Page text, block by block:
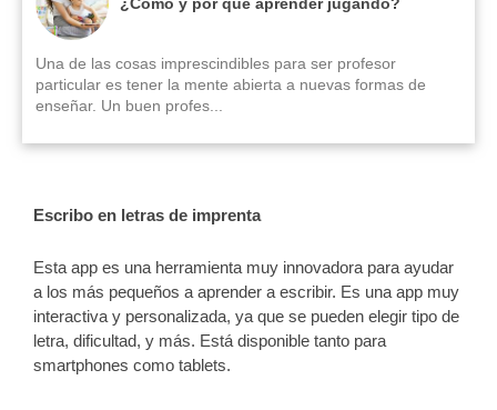
Una de las cosas imprescindibles para ser profesor
particular es tener la mente abierta a nuevas formas de
enseñar. Un buen profes...
Escribo en letras de imprenta
Esta app es una herramienta muy innovadora para ayudar
a los más pequeños a aprender a escribir. Es una app muy
interactiva y personalizada, ya que se pueden elegir tipo de
letra, dificultad, y más. Está disponible tanto para
smartphones como tablets.